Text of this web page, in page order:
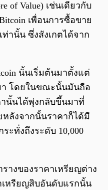
of Value) เช่นเดียวกับ
เพื่อนการซื้อขาย
ท่านั้น ซึ่งสังเกตได้จาก
นั้นเริ่มต้นมาตั้งแต่
า โดยในขณะนั้นมันถือ
านั้นได้พุ่งกลับขึ้นมาที่
หลังจากนั้นราคาก็ได้มี
ะทั่งถึงระดับ 10,000
างของราคาเหรียญต่าง
หรียญสิบอันดับแรกนั้น